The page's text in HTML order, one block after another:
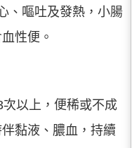
、嘔吐及發熱，小腸
性便。
以上，便稀或不成
黏液、膿血，持續